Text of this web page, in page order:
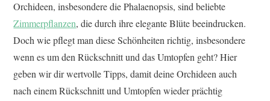
Orchideen, insbesondere die Phalaenopsis, sind beliebte
Zimmerpflanzen, die durch ihre elegante Blüte beeindrucken.
Doch wie pflegt man diese Schönheiten richtig, insbesondere
wenn es um den Rückschnitt und das Umtopfen geht? Hier
geben wir dir wertvolle Tipps, damit deine Orchideen auch
nach einem Rückschnitt und Umtopfen wieder prächtig